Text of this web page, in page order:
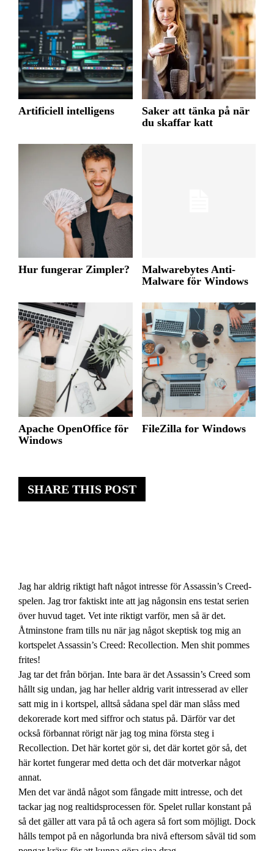
SHARE THIS POST
Jag har aldrig riktigt haft något intresse för Assassin’s Creed-
spelen. Jag tror faktiskt inte att jag någonsin ens testat serien
över huvud taget. Vet inte riktigt varför, men så är det.
Åtminstone fram tills nu när jag något skeptisk tog mig an
kortspelet Assassin’s Creed: Recollection. Men shit pommes
frites!
Jag tar det från början. Inte bara är det Assassin’s Creed som
hållt sig undan, jag har heller aldrig varit intresserad av eller
satt mig in i kortspel, alltså sådana spel där man slåss med
dekorerade kort med siffror och status på. Därför var det
också förbannat rörigt när jag tog mina första steg i
Recollection. Det här kortet gör si, det där kortet gör så, det
här kortet fungerar med detta och det där motverkar något
annat.
Men det var ändå något som fångade mitt intresse, och det
tackar jag nog realtidsprocessen för. Spelet rullar konstant på
så det gäller att vara på tå och agera så fort som möjligt. Dock
hålls tempot på en någorlunda bra nivå eftersom såväl tid som
Artificiell intelligens
Saker att tänka på när
du skaffar katt
Hur fungerar Zimpler?
Malwarebytes Anti-
Malware för Windows
Apache OpenOffice för
Windows
FileZilla for Windows